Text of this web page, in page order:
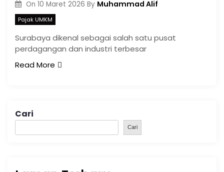
On 10 Maret 2026 By Muhammad Alif
Pajak UMKM
Surabaya dikenal sebagai salah satu pusat
perdagangan dan industri terbesar
Read More
Cari
Cari